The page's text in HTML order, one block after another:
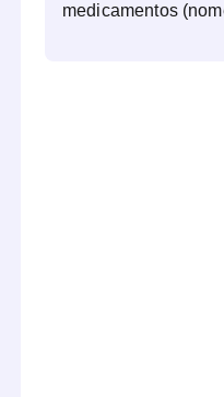
medicamentos